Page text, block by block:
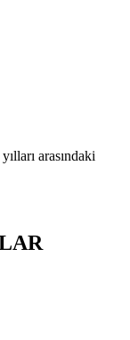
yılları arasındaki